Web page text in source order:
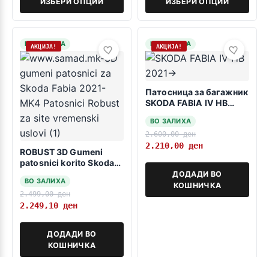
НА ЗАЛИХА
АКЦИЈА!
ROBUST 3D Gumeni
patosnici korito Skoda
ВО ЗАЛИХА
2.499,00ден
2.249,10 ден
ДОДАДИ ВО
КОШНИЧКА
НА ЗАЛИХА
АКЦИЈА!
Патосница за багажник
SKODA FABIA IV HB
ВО ЗАЛИХА
2.600,00ден
2.210,00 ден
ДОДАДИ ВО
КОШНИЧКА